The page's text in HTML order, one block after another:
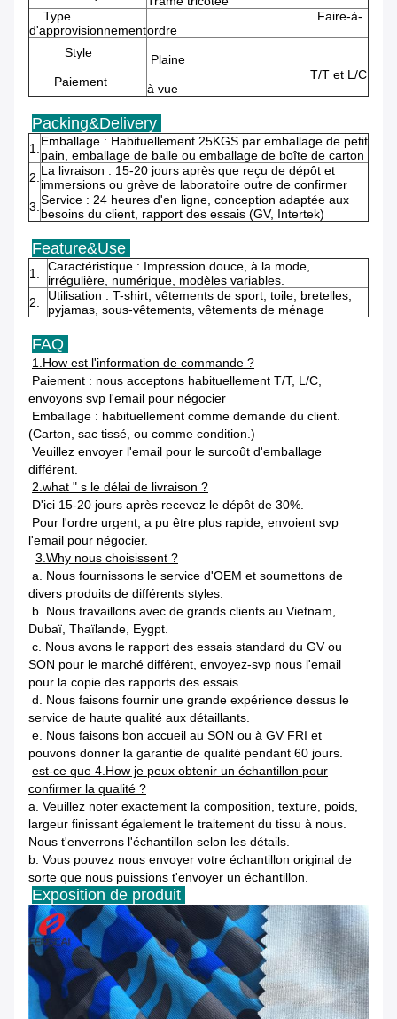
Type
d'approvisionnement
Faire-à-
ordre
Style
Plaine
Paiement
T/T et L/C
à vue
Packing&Delivery
1.Emballage : Habituellement 25KGS par emballage de petit
pain, emballage de balle ou emballage de boîte de carton
2.La livraison : 15-20 jours après que reçu de dépôt et
immersions ou grève de laboratoire outre de confirmer
3.Service : 24 heures d'en ligne, conception adaptée aux
besoins du client, rapport des essais (GV, Intertek)
Feature&Use
1.
Caractéristique : Impression douce, à la mode,
irrégulière, numérique, modèles variables.
2.
Utilisation : T-shirt, vêtements de sport, toile, bretelles,
pyjamas, sous-vêtements, vêtements de ménage
FAQ
1.How est l'information de commande ?
Paiement : nous acceptons habituellement T/T, L/C,
envoyons svp l'email pour négocier
Emballage : habituellement comme demande du client.
(Carton, sac tissé, ou comme condition.)
Veuillez envoyer l'email pour le surcoût d'emballage
différent.
2.what " s le délai de livraison ?
D'ici 15-20 jours après recevez le dépôt de 30%.
Pour l'ordre urgent, a pu être plus rapide, envoient svp
l'email pour négocier.
3.Why nous choisissent ?
a. Nous fournissons le service d'OEM et soumettons de
divers produits de différents styles.
b. Nous travaillons avec de grands clients au Vietnam,
Dubaï, Thaïlande, Eygpt.
c. Nous avons le rapport des essais standard du GV ou
SON pour le marché différent, envoyez-svp nous l'email
pour la copie des rapports des essais.
d. Nous faisons fournir une grande expérience dessus le
service de haute qualité aux détaillants.
e. Nous faisons bon accueil au SON ou à GV FRI et
pouvons donner la garantie de qualité pendant 60 jours.
est-ce que 4.How je peux obtenir un échantillon pour
confirmer la qualité ?
a. Veuillez noter exactement la composition, texture, poids,
largeur finissant également le traitement du tissu à nous.
Nous t'enverrons l'échantillon selon les détails.
b. Vous pouvez nous envoyer votre échantillon original de
sorte que nous puissions t'envoyer un échantillon.
Exposition de produit